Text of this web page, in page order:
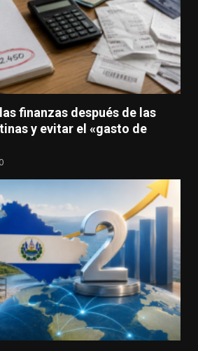
finanzas después de las
y evitar el «gasto de